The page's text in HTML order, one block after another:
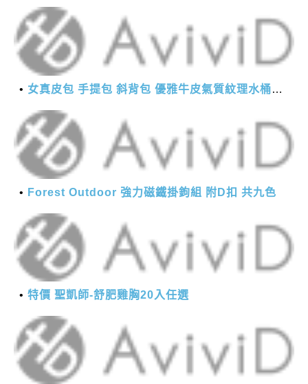
女真皮包 手提包 斜背包 優雅牛皮氣質紋理水桶包(2色)【XBO7950112】＊艾美時尚(現+預)
Forest Outdoor 強力磁鐵掛鉤組 附D扣 共九色
特價 聖凱師-舒肥雞胸20入任選